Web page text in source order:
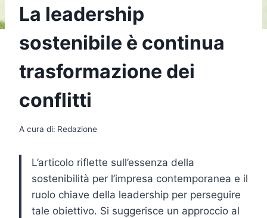
La leadership
sostenibile è continua
trasformazione dei
conflitti
A cura di: Redazione
L’articolo riflette sull’essenza della
sostenibilità per l’impresa contemporanea e il
ruolo chiave della leadership per perseguire
tale obiettivo. Si suggerisce un approccio al